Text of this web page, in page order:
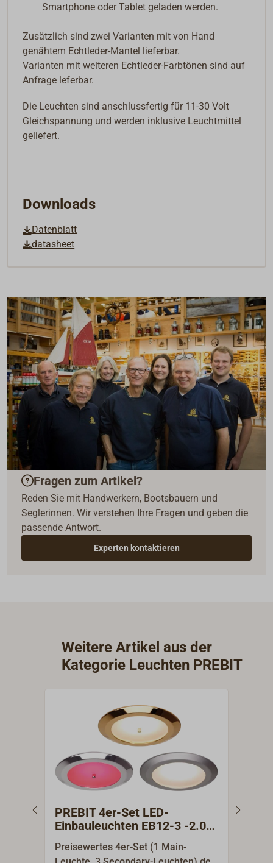
Smartphone oder Tablet geladen werden.
Zusätzlich sind zwei Varianten mit von Hand
genähtem Echtleder-Mantel lieferbar.
Varianten mit weiteren Echtleder-Farbtönen sind auf
Anfrage leferbar.
Die Leuchten sind anschlussfertig für 11-30 Volt
Gleichspannung und werden inklusive Leuchtmittel
geliefert.
Downloads
Datenblatt
datasheet
Fragen zum Artikel?
Reden Sie mit Handwerkern, Bootsbauern und
Seglerinnen. Wir verstehen Ihre Fragen und geben die
passende Antwort.
Experten kontaktieren
Weitere Artikel aus der
Kategorie Leuchten PREBIT
PREBIT 4er-Set LED-
Einbauleuchten EB12-3 -2.0
Main/Secondary
Preisewertes 4er-Set (1 Main-